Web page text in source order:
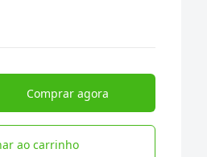
Comprar agora
ao carrinho